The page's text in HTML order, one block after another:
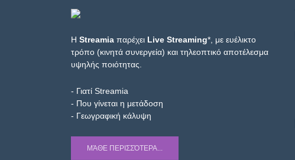
Η Streamia παρέχει Live Streaming*, με ευέλικτο
τρόπο (κινητά συνεργεία) και τηλεοπτικό αποτέλεσμα
υψηλής ποιότητας.
- Γιατί Streamia
- Που γίνεται η μετάδοση
- Γεωγραφική κάλυψη
ΜΆΘΕ ΠΕΡΙΣΣΌΤΕΡΑ...